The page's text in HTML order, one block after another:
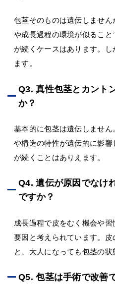
包茎そのものは遺伝しませ
や成長過程の環境が似るこ
が続くケースはあります。
ます。
Q3. 真性包茎とカント
か？
基本的に包茎は遺伝しませ
や構造の特性が遺伝的に影
が続くことはありえます。
Q4. 遺伝が原因でなけ
ですか？
成長過程で皮をむく機会や
要因と考えられています。
と、大人になっても包茎の状
Q5. 包茎は手術で改善